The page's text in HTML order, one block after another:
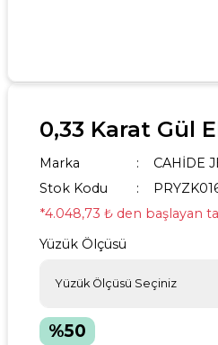
0,33 Karat Gül
Marka
CAHİDE
Stok Kodu
*4.048,73 ₺ den başlayan
Yüzük Ölçüsü
%50